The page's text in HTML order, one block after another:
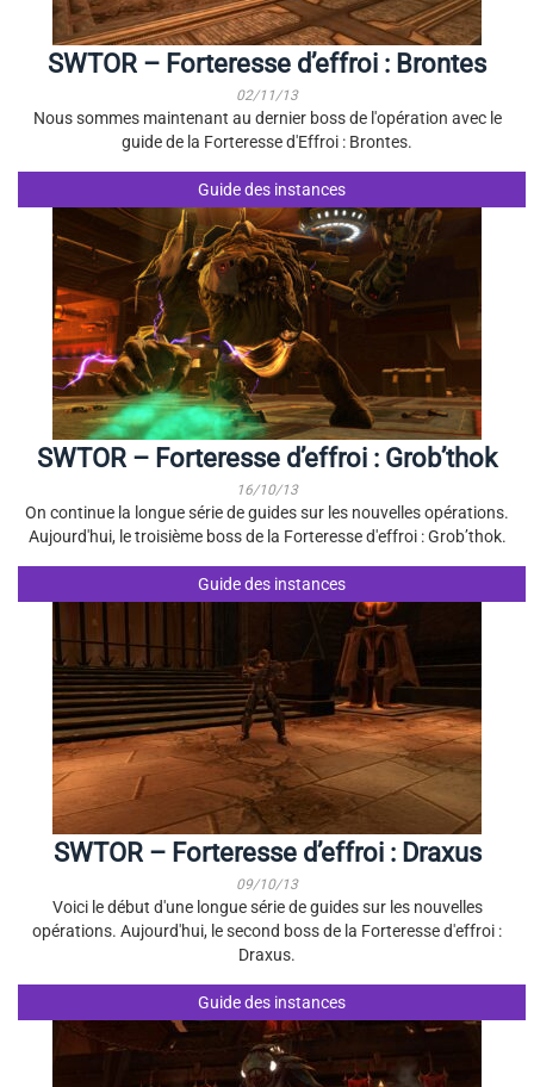
SWTOR – Forteresse d’effroi : Brontes
02/11/13
Nous sommes maintenant au dernier boss de l'opération avec le
guide de la Forteresse d'Effroi : Brontes.
Guide des instances
SWTOR – Forteresse d’effroi : Grob’thok
16/10/13
On continue la longue série de guides sur les nouvelles opérations.
Aujourd'hui, le troisième boss de la Forteresse d'effroi : Grob’thok.
Guide des instances
SWTOR – Forteresse d’effroi : Draxus
09/10/13
Voici le début d'une longue série de guides sur les nouvelles
opérations. Aujourd'hui, le second boss de la Forteresse d'effroi :
Draxus.
Guide des instances